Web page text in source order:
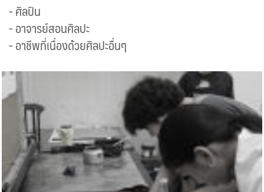
- ศิลปิน
- อาจารย์สอนศิลปะ
- อาชีพที่เนื่องด้วยศิลปะอื่นๆ